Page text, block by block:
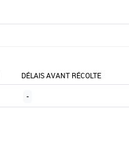
DÉLAIS AVANT RÉCOLTE
-